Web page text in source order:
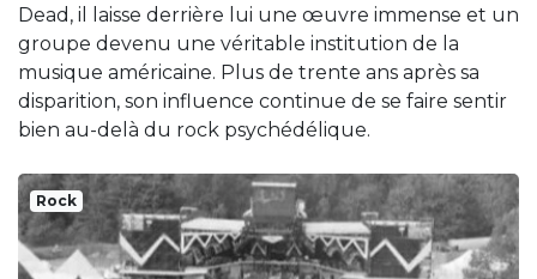
Dead, il laisse derrière lui une œuvre immense et un
groupe devenu une véritable institution de la
musique américaine. Plus de trente ans après sa
disparition, son influence continue de se faire sentir
bien au-delà du rock psychédélique.
Rock